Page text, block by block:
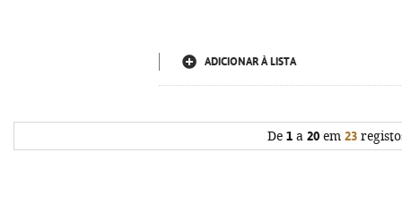
ADICIONAR À LISTA
De 1a 20em 23